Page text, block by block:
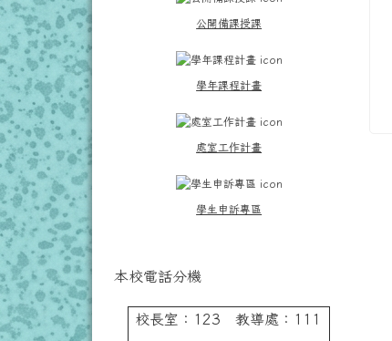
公開備課授課
學年課程計畫
處室工作計畫
學生申訴專區
本校電話分機
校長室：123 教導處：111